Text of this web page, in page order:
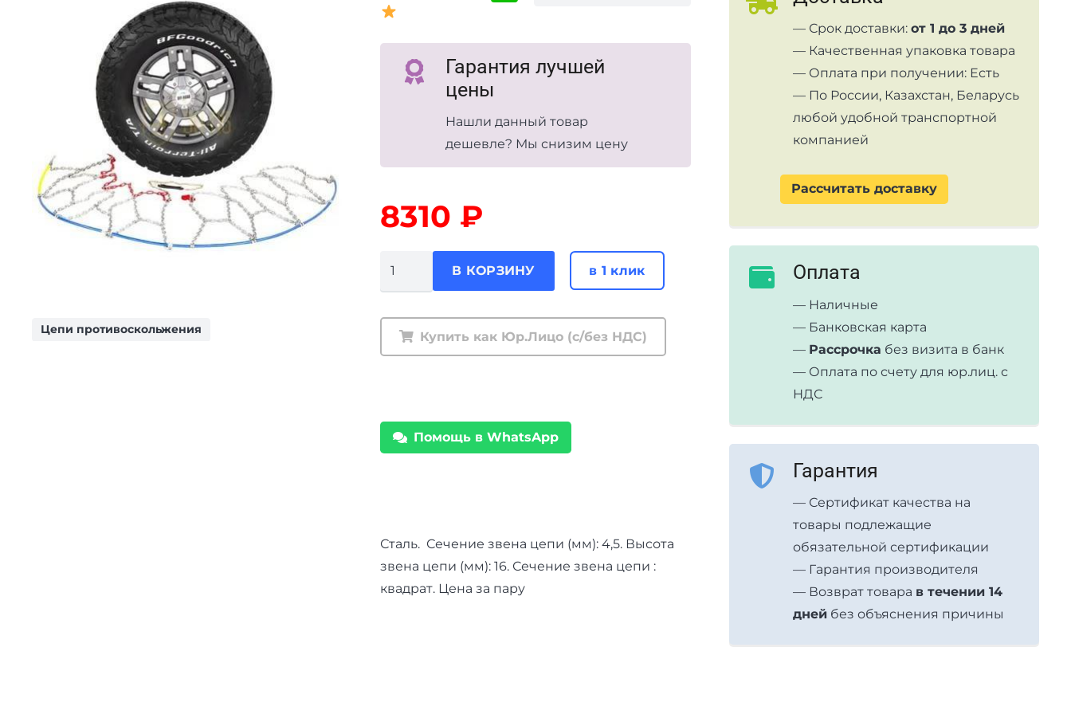
Цепи противоскольжения
Гарантия лучшей
цены
Нашли данный товар
дешевле? Мы снизим цену
8310 ₽
противоскольжения
РИФ
мм,
В КОРЗИНУ в 1 клик
Купить как Юр.Лицо (с/без НДС)
Помощь в WhatsApp
Сталь. Сечение звена цепи (мм): 4,5. Высота
звена цепи (мм): 16. Сечение звена цепи :
квадрат. Цена за пару
— Срок доставки:от 1 до 3 дней
— Качественная упаковка товара
— Оплата при получении: Есть
— По России, Казахстан, Беларусь
любой удобной транспортной
компанией
Рассчитать доставку
Оплата
— Наличные
— Банковская карта
— Рассрочка без визита в банк
— Оплата по счету для юр.лиц. с
НДС
Гарантия
— Сертификат качества на
товары подлежащие
обязательной сертификации
— Гарантия производителя
— Возврат товара в течении 14
дней без объяснения причины